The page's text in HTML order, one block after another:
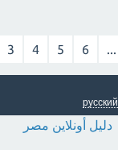
3 4 5 6 ...
русский
دليل أونلاين مصر